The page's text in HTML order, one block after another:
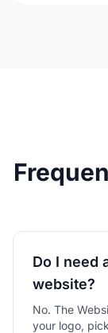
Do I need
website?
No. The
your logo,